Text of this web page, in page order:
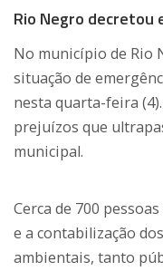
Rio Negro decretou
No município de Rio
situação de
nesta quarta-feira
prejuízos que
municipal.
Cerca de 700
e a contabilização
ambientais, tanto